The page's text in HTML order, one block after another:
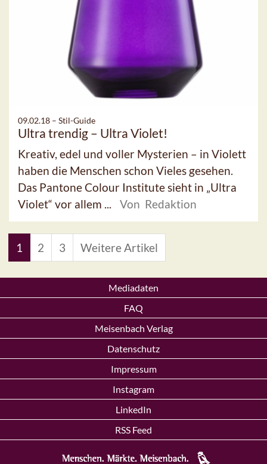
09.02.18 – Stil-Guide
Ultra trendig – Ultra Violet!
Kreativ, edel und voller Mysterien – in Violett
haben die Menschen schon Vieles gesehen.
Das Pantone Colour Institute sieht in „Ultra
Violet“ vor allem ...
Von Redaktion
1 2 3 Weitere Artikel
Mediadaten
FAQ
Meisenbach Verlag
Datenschutz
Impressum
Instagram
LinkedIn
RSS Feed